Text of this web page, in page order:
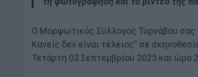
Ο Μορφωτικός Σύλλογος Τυρνάβου σας
Κανείς δεν είναι τέλειος” σε
Τετάρτη 03 Σεπτεμβρίου 2025 και ώρα